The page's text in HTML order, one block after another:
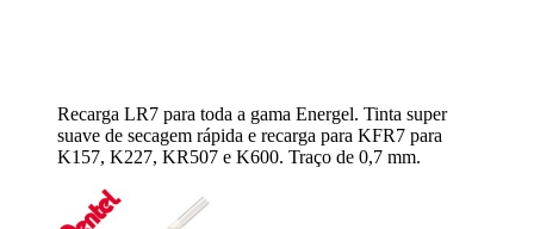
Recarga LR7 para toda a gama Energel. Tinta super
suave de secagem rápida e recarga para KFR7 para
K157, K227, KR507 e K600. Traço de 0,7 mm.